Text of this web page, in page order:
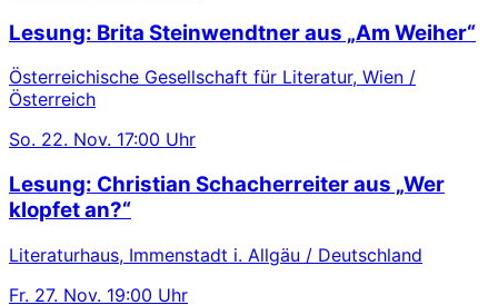
Lesung: Brita Steinwendtner aus „Am Weiher“
Österreichische Gesellschaft für Literatur, Wien /
Österreich
So. 22. Nov. 17:00 Uhr
Lesung: Christian Schacherreiter aus „Wer
klopfet an?“
Literaturhaus, Immenstadt i. Allgäu / Deutschland
Fr. 27. Nov. 19:00 Uhr